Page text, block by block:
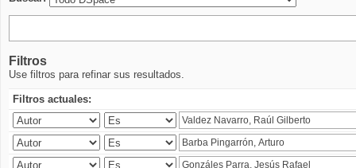
Filtros
Use filtros para refinar sus resultados.
Filtros actuales: